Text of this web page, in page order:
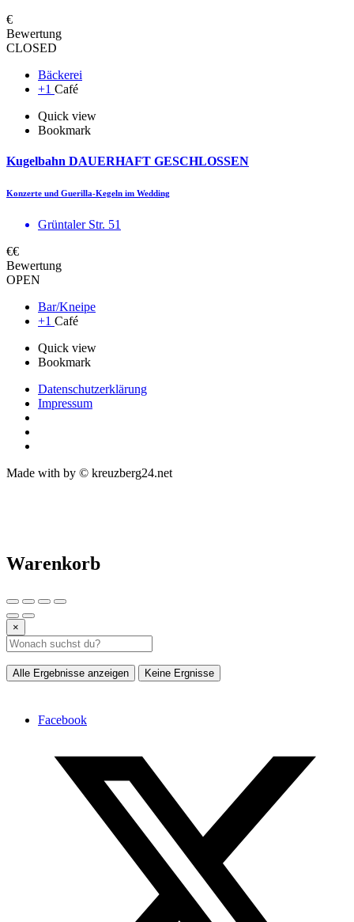
€
Bewertung
CLOSED
Bäckerei
+1 Café
Quick view
Bookmark
Kugelbahn DAUERHAFT GESCHLOSSEN
Konzerte und Guerilla-Kegeln im Wedding
Grüntaler Str. 51
€€
Bewertung
OPEN
Bar/Kneipe
+1 Café
Quick view
Bookmark
Datenschutzerklärung
Impressum
Made with by © kreuzberg24.net
Warenkorb
×
Alle Ergebnisse anzeigen Keine Ergnisse
Facebook